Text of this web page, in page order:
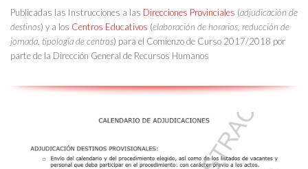
Publicadas las Instrucciones a las Direcciones Provinciales (adjudicación de
destinos) y a los Centros Educativos (elaboración de horarios, reducción de
jornada, tipología de centros) para el Comienzo de Curso 2017/2018 por
parte de la Dirección General de Recursos Humanos